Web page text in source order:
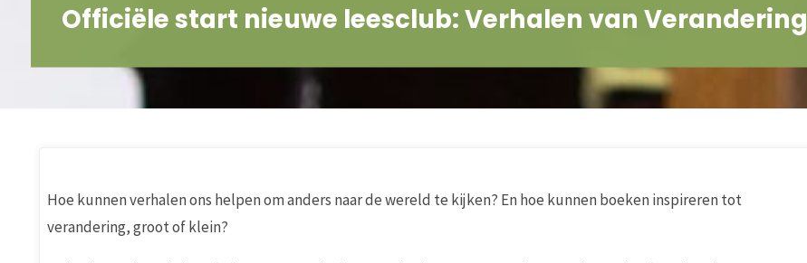
Officiële start nieuwe leesclub: Verhalen van Verandering
Hoe kunnen verhalen ons helpen om anders naar de wereld te kijken? En hoe kunnen boeken inspireren tot
verandering, groot of klein?